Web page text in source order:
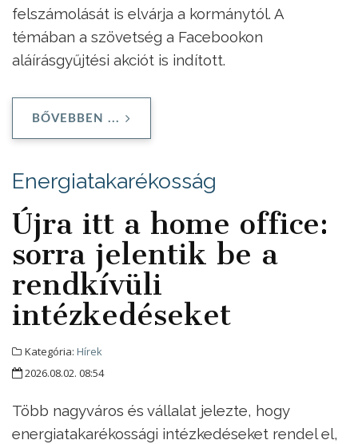
felszámolását is elvárja a kormánytól. A
témában a szövetség a Facebookon
aláírásgyűjtési akciót is indított.
BŐVEBBEN ...
Energiatakarékosság
Újra itt a home office:
sorra jelentik be a
rendkívüli
intézkedéseket
Kategória: Hírek
2026.08.02. 08:54
Több nagyváros és vállalat jelezte, hogy
energiatakarékossági intézkedéseket rendel el,